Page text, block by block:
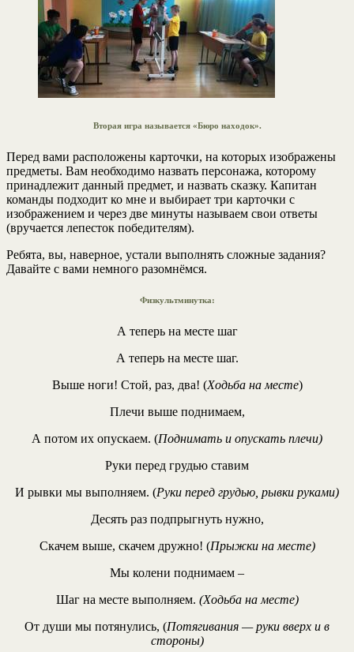
Вторая игра называется «Бюро находок».
Перед вами расположены карточки, на которых изображены
предметы. Вам необходимо назвать персонажа, которому
принадлежит данный предмет, и назвать сказку. Капитан
команды подходит ко мне и выбирает три карточки с
изображением и через две минуты называем свои ответы
(вручается лепесток победителям).
Ребята, вы, наверное, устали выполнять сложные задания?
Давайте с вами немного разомнёмся.
Физкультминутка:
А теперь на месте шаг
А теперь на месте шаг.
Выше ноги! Стой, раз, два! (Ходьба на месте)
Плечи выше поднимаем,
А потом их опускаем. (Поднимать и опускать плечи)
Руки перед грудью ставим
И рывки мы выполняем. (Руки перед грудью, рывки руками)
Десять раз подпрыгнуть нужно,
Скачем выше, скачем дружно! (Прыжки на месте)
Мы колени поднимаем –
Шаг на месте выполняем. (Ходьба на месте)
От души мы потянулись, (Потягивания — руки вверх и в
стороны)